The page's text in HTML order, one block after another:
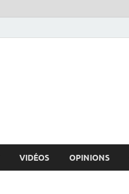
VIDÉOS OPINIONS